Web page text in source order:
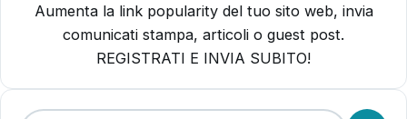
Aumenta la link popularity del tuo sito web, invia
comunicati stampa, articoli o guest post.
REGISTRATI E INVIA SUBITO!